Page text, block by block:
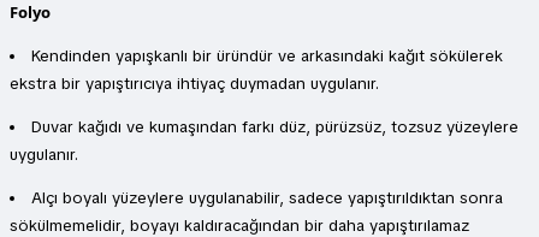
Folyo
Kendinden yapışkanlı bir üründür ve arkasındaki kağıt sökülerek
ekstra bir yapıştırıcıya ihtiyaç duymadan uygulanır.
Duvar kağıdı ve kumaşından farkı düz, pürüzsüz, tozsuz yüzeylere
uygulanır.
Alçı boyalı yüzeylere uygulanabilir, sadece yapıştırıldıktan sonra
sökülmemelidir, boyayı kaldıracağından bir daha yapıştırılamaz